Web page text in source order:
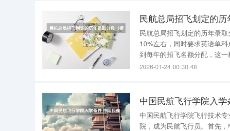
民航总局招飞划定的历
民航总局招飞划定的历年录
10%左右，同时要求英语单科
到每年的招飞名额分配，这
考总分达到二本线，并且英
2026-01-24 00:30:48
中国民航飞行学院入
中国民航飞行学院飞行技术
院，成为民航飞行员。首先